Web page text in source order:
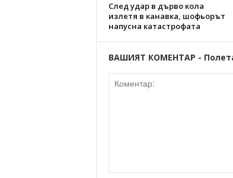
След удар в дърво кола
излетя в канавка, шофьорът
напусна катастрофата
ВАШИЯТ КОМЕНТАР -